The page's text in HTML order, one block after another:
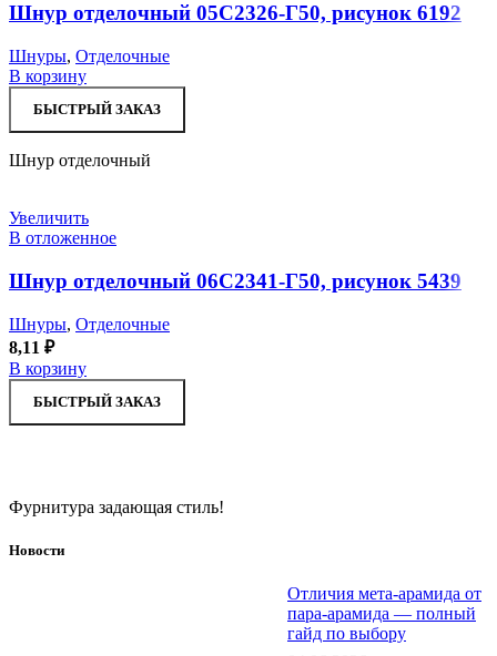
Шнур отделочный 05С2326-Г50, рисунок 6192
Шнуры, Отделочные
В корзину
БЫСТРЫЙ ЗАКАЗ
Шнур отделочный
Увеличить
В отложенное
Шнур отделочный 06С2341-Г50, рисунок 5439
Шнуры, Отделочные
8,11 ₽
В корзину
БЫСТРЫЙ ЗАКАЗ
Фурнитура задающая стиль!
Новости
Отличия мета-арамида от
пара-арамида — полный
гайд по выбору